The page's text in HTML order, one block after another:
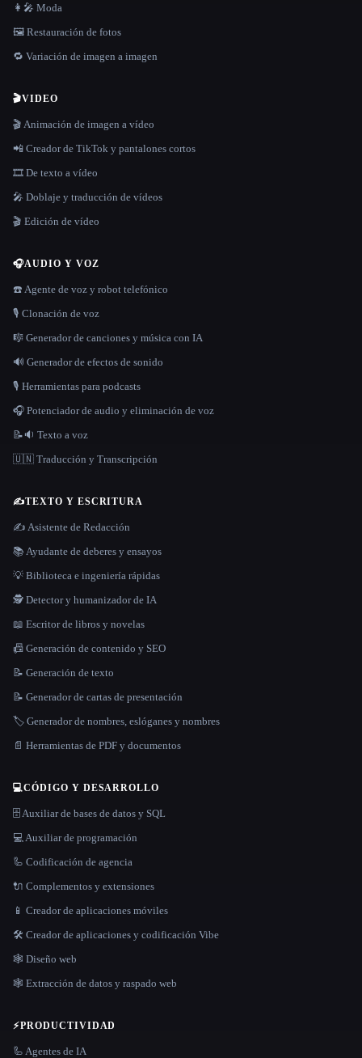
👩‍🎤 Moda
🖼️ Restauración de fotos
🔁 Variación de imagen a imagen
🎬VIDEO
🎬 Animación de imagen a vídeo
📲 Creador de TikTok y pantalones cortos
🎞️ De texto a vídeo
🎤 Doblaje y traducción de vídeos
🎬 Edición de vídeo
🎧AUDIO Y VOZ
☎️ Agente de voz y robot telefónico
🎙️ Clonación de voz
🎼 Generador de canciones y música con IA
🔊 Generador de efectos de sonido
🎙️ Herramientas para podcasts
🎧 Potenciador de audio y eliminación de voz
📝🔉 Texto a voz
🇺🇳 Traducción y Transcripción
✍️TEXTO Y ESCRITURA
✍️ Asistente de Redacción
📚 Ayudante de deberes y ensayos
💡 Biblioteca e ingeniería rápidas
🕵️ Detector y humanizador de IA
📖 Escritor de libros y novelas
📠 Generación de contenido y SEO
📝 Generación de texto
📝 Generador de cartas de presentación
🏷️ Generador de nombres, eslóganes y nombres
📄 Herramientas de PDF y documentos
💻CÓDIGO Y DESARROLLO
🗄️ Auxiliar de bases de datos y SQL
💻 Auxiliar de programación
🦾 Codificación de agencia
🔌 Complementos y extensiones
📱 Creador de aplicaciones móviles
🛠️ Creador de aplicaciones y codificación Vibe
🕸 Diseño web
🕸️ Extracción de datos y raspado web
⚡PRODUCTIVIDAD
🦾 Agentes de IA